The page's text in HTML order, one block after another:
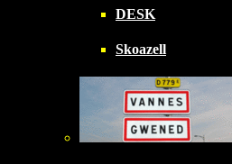
DESK
Skoazell